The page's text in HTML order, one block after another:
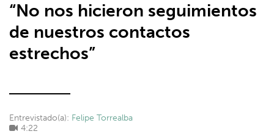
“No nos hicieron seguimientos
de nuestros contactos
estrechos”
Entrevistado(a): Felipe Torrealba
4:22